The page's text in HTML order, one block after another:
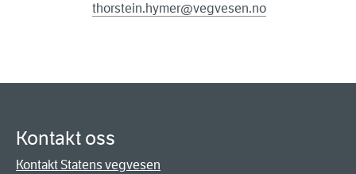
thorstein.hymer@vegvesen.no
Kontakt oss
Kontakt Statens vegvesen